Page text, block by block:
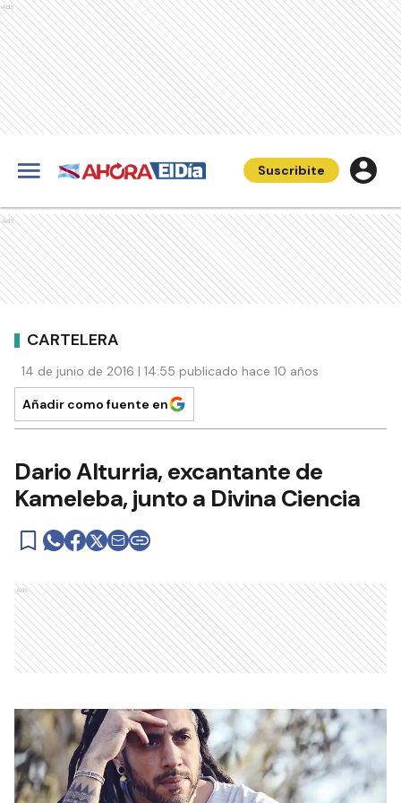
Ads
Suscribite
Ads
CARTELERA
14 de junio de 2016 | 14:55 publicado hace 10 años
Añadir como fuente en
Dario Alturria, excantante de
Kameleba, junto a Divina Ciencia
Ads